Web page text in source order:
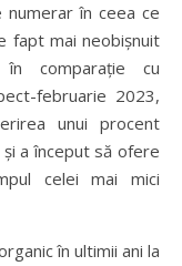
în ceea ce
fapt mai neobișnuit
comparație cu
februarie 2023,
unui procent
a început să ofere
celei mai mici
în ultimii ani la